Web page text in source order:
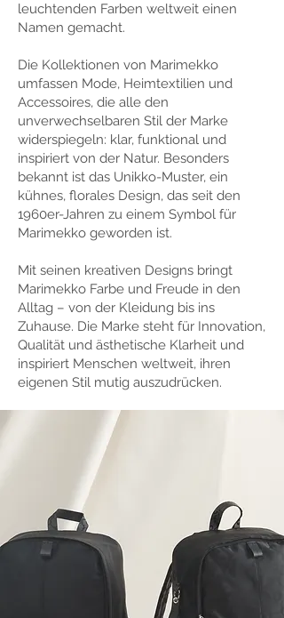
leuchtenden Farben weltweit einen
Namen gemacht.
Die Kollektionen von Marimekko
umfassen Mode, Heimtextilien und
Accessoires, die alle den
unverwechselbaren Stil der Marke
widerspiegeln: klar, funktional und
inspiriert von der Natur. Besonders
bekannt ist das Unikko-Muster, ein
kühnes, florales Design, das seit den
1960er-Jahren zu einem Symbol für
Marimekko geworden ist.
Mit seinen kreativen Designs bringt
Marimekko Farbe und Freude in den
Alltag – von der Kleidung bis ins
Zuhause. Die Marke steht für Innovation,
Qualität und ästhetische Klarheit und
inspiriert Menschen weltweit, ihren
eigenen Stil mutig auszudrücken.